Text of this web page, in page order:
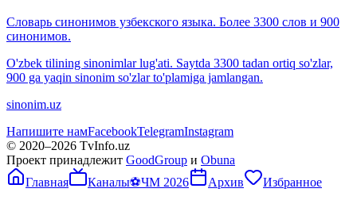
Словарь синонимов узбекского языка. Более 3300 слов и 900
синонимов.
O'zbek tilining sinonimlar lug'ati. Saytda 3300 tadan ortiq so'zlar,
900 ga yaqin sinonim so'zlar to'plamiga jamlangan.
sinonim.uz
Напишите намFacebookTelegramInstagram
© 2020–2026 TvInfo.uz
Проект принадлежит GoodGroup и Obuna
Главная
Каналы⚽ЧМ 2026 Архив Избранное